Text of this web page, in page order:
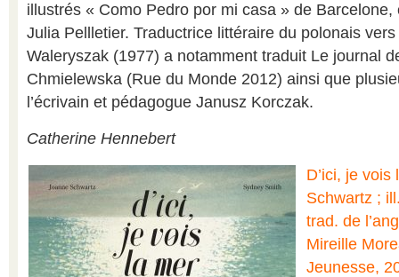
illustrés « Como Pedro por mi casa » de Barcelone,
Julia Pellletier. Traductrice littéraire du polonais
Waleryszak (1977) a notamment traduit Le journal
Chmielewska (Rue du Monde 2012) ainsi que
l’écrivain et pédagogue Janusz Korczak.
Catherine Hennebert
D’ici, je
Schwartz ;
trad. de
Mireille
Jeunesse,